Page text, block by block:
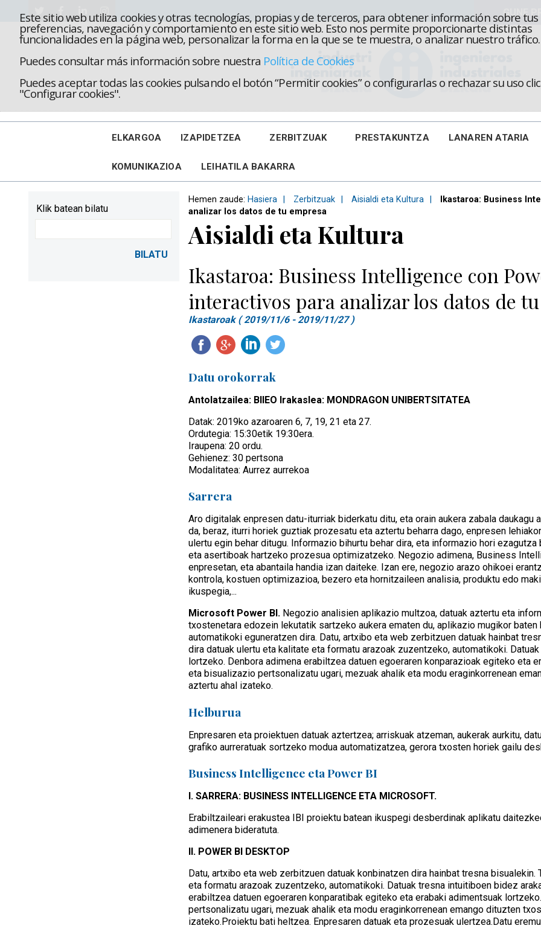
Este sitio web utiliza cookies y otras tecnologías, propias y de terceros, para obtener información sobre tus
preferencias, navegación y comportamiento en este sitio web. Esto nos permite proporcionarte distintas
funcionalidades en la página web, personalizar la forma en la que se te muestra, o analizar nuestro tráfico.
Puedes consultar más información sobre nuestra Política de Cookies
Puedes aceptar todas las cookies pulsando el botón “Permitir cookies” o configurarlas o rechazar su uso
"Configurar cookies".
ELKARGOA IZAPIDETZEA ZERBITZUAK PRESTAKUNTZA LANAREN ATARIA
KOMUNIKAZIOA LEIHATILA BAKARRA
Hemen zaude: Hasiera Zerbitzuak Aisialdi eta Kultura
Ikastaroa: Business
analizar los datos de tu empresa
Aisialdi eta Kultura
Ikastaroa: Business Intelligence con
interactivos para analizar los datos de
Ikastaroak ( 2019/11/6 - 2019/11/27 )
Datu orokorrak
Antolatzailea: BIIEO Irakaslea: MONDRAGON UNIBERTSITATEA
Datak: 2019ko azaroaren 6, 7, 19, 21 eta 27.
Ordutegia: 15:30etik 19:30era.
Iraupena: 20 ordu.
Gehienez: 30 pertsona
Modalitatea: Aurrez aurrekoa
Sarrera
Aro digitalak enpresen datu-iturriak biderkatu ditu, eta orain aukera zabala daukagu
da, beraz, iturri horiek guztiak prozesatu eta aztertu beharra dago, enpresen
ulertu egin behar ditugu. Informazio bihurtu behar dira, eta informazio hori
eta asertiboak hartzeko prozesua optimizatzeko. Negozio adimena, Business
enpresetan, eta abantaila handia izan daiteke. Izan ere, negozio arazo ohikoei
kontrola, kostuen optimizazioa, bezero eta hornitzaileen analisia, produktu edo
ikuspegia,...
Microsoft Power BI. Negozio analisien aplikazio multzoa, datuak aztertu eta
txostenetara edozein lekutatik sartzeko aukera ematen du, aplikazio mugikor
automatikoki eguneratzen dira. Datu, artxibo eta web zerbitzuen datuak hainbat
dira datuak ulertu eta kalitate eta formatu arazoak zuzentzeko, automatikoki.
lortzeko. Denbora adimena erabiltzea datuen egoeraren konparazioak egiteko eta
eta bisualizazio pertsonalizatu ugari, mezuak ahalik eta modu eraginkorrenean
aztertu ahal izateko.
Helburua
Enpresaren eta proiektuen datuak aztertzea; arriskuak atzeman, aukerak aurkitu,
grafiko aurreratuak sortzeko modua automatizatzea, gerora txosten horiek gailu
Business Intelligence eta Power BI
I. SARRERA: BUSINESS INTELLIGENCE ETA MICROSOFT.
Erabiltzaileari erakustea IBI proiektu batean ikuspegi desberdinak aplikatu
adimenera bideratuta.
II. POWER BI DESKTOP
Datu, artxibo eta web zerbitzuen datuak konbinatzen dira hainbat tresna
eta formatu arazoak zuzentzeko, automatikoki. Datuak tresna intuitiboen bidez
erabiltzea datuen egoeraren konparatibak egiteko eta erabaki adimentsuak
pertsonalizatu ugari, mezuak ahalik eta modu eraginkorrenean emango dituzten
izateko.Proiektu bati heltzea. Enpresaren datuak eta prozesuak ulertzea.Datu
Klik batean bilatu